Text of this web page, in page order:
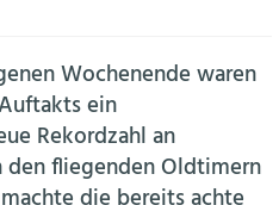
Wochenende waren
ein
Rekordzahl an
den fliegenden Oldtimern